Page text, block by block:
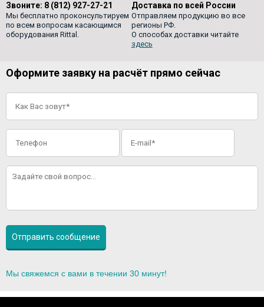
Звоните: 8 (812) 927-27-21
Мы бесплатно проконсультируем
по всем вопросам касающимся
оборудования Rittal.
Доставка по всей России
Отправляем продукцию во все
регионы РФ.
О способах доставки читайте
здесь
Оформите заявку на расчёт прямо сейчас
Мы свяжемся с вами в течении 30 минут!